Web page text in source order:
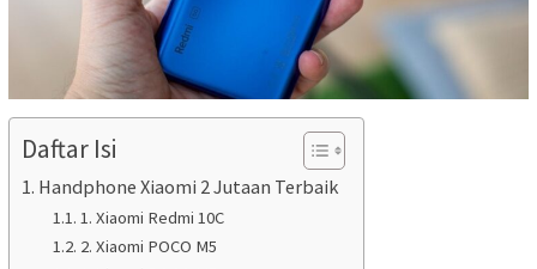
Daftar Isi
Handphone Xiaomi 2 Jutaan Terbaik
1. Xiaomi Redmi 10C
2. Xiaomi POCO M5